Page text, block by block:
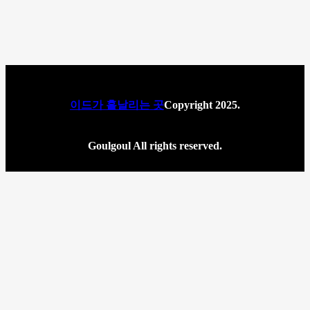
이드가 흩날리는 곳Copyright 2025.
Goulgoul All rights reserved.